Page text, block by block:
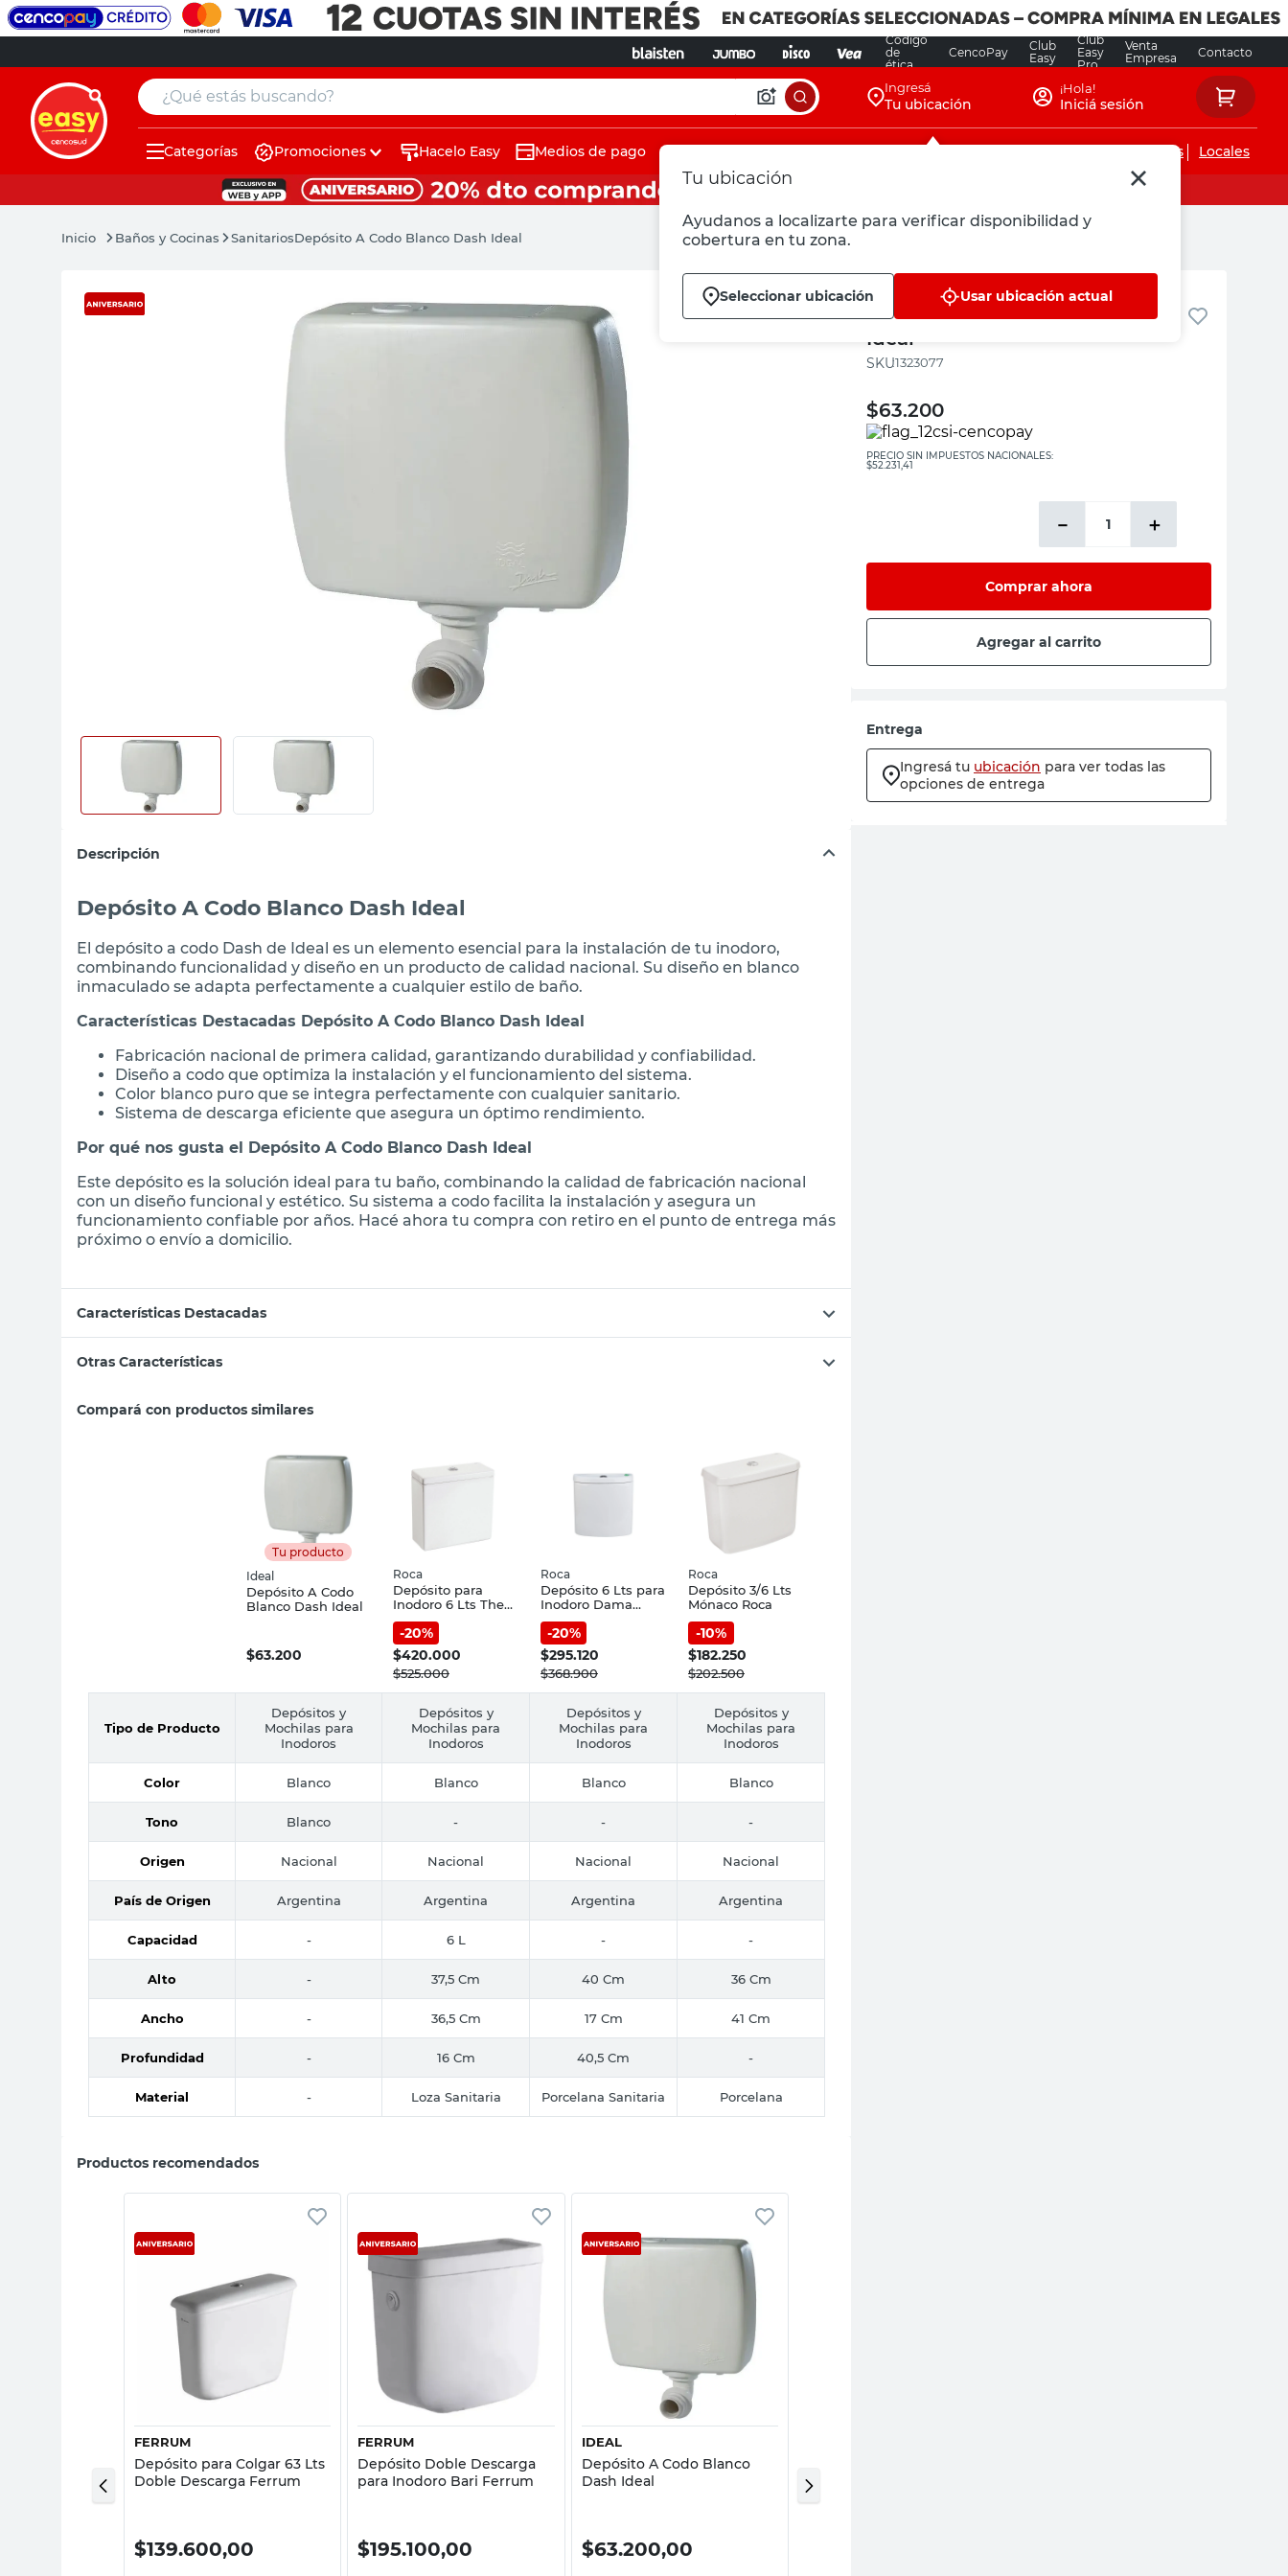
Código
de
ética
CencoPay
Club
Easy
Club
Easy
Pro
Venta
Empresa
Contacto
¿Qué estás buscando? Ingresá
Tu ubicación
Tu ubicación
Ayudanos a localizarte para verificar disponibilidad y
cobertura en tu zona.
Seleccionar ubicación Usar ubicación actual
¡Hola!
Iniciá sesión
Categorías Promociones Hacelo Easy Medios de pago Servicios de instalaciones Locales
Baños y Cocinas SanitariosDepósito A Codo Blanco Dash Ideal
Descripción
Depósito A Codo Blanco Dash Ideal
El depósito a codo Dash de Ideal es un elemento esencial para la instalación de tu inodoro,
combinando funcionalidad y diseño en un producto de calidad nacional. Su diseño en blanco
inmaculado se adapta perfectamente a cualquier estilo de baño.
Características Destacadas Depósito A Codo Blanco Dash Ideal
Fabricación nacional de primera calidad, garantizando durabilidad y confiabilidad.
Diseño a codo que optimiza la instalación y el funcionamiento del sistema.
Color blanco puro que se integra perfectamente con cualquier sanitario.
Sistema de descarga eficiente que asegura un óptimo rendimiento.
Por qué nos gusta el Depósito A Codo Blanco Dash Ideal
Este depósito es la solución ideal para tu baño, combinando la calidad de fabricación nacional
con un diseño funcional y estético. Su sistema a codo facilita la instalación y asegura un
funcionamiento confiable por años. Hacé ahora tu compra con retiro en el punto de entrega más
próximo o envío a domicilio.
Características Destacadas
Otras Características
Compará con productos similares
Tu producto
Ideal
Depósito A Codo
Blanco Dash Ideal
$63.200
Roca
Depósito para
Inodoro 6 Lts The
Gap Roca
-20%
$420.000
$525.000
Roca
Depósito 6 Lts para
Inodoro Dama
Senso Roca
-20%
$295.120
$368.900
Roca
Depósito 3/6 Lts
Mónaco Roca
-10%
$182.250
$202.500
Tipo de Producto
Depósitos y
Mochilas para
Inodoros
Depósitos y
Mochilas para
Inodoros
Depósitos y
Mochilas para
Inodoros
Depósitos y
Mochilas para
Inodoros
Color Blanco Blanco Blanco Blanco
Tono Blanco - - -
Origen Nacional Nacional Nacional Nacional
País de Origen Argentina Argentina Argentina Argentina
Capacidad - 6 L - -
Alto - 37,5 Cm 40 Cm 36 Cm
Ancho - 36,5 Cm 17 Cm 41 Cm
Profundidad - 16 Cm 40,5 Cm -
Material - Loza Sanitaria Porcelana Sanitaria Porcelana
Productos recomendados
FERRUM
Depósito para Colgar 63 Lts
Doble Descarga Ferrum
$139.600,00
FERRUM
Depósito Doble Descarga
para Inodoro Bari Ferrum
$195.100,00
Vista rápida
IDEAL
Depósito A Codo Blanco
Dash Ideal
$63.200,00
Ideal
Depósito A Codo Blanco Dash
Ideal
:1323077
$63.200
PRECIO SIN IMPUESTOS NACIONALES:
$52.231,41
＋
－
Comprar ahora
Agregar al carrito
Entrega
Ingresá tu ubicación para ver todas las
opciones de entrega
muebles